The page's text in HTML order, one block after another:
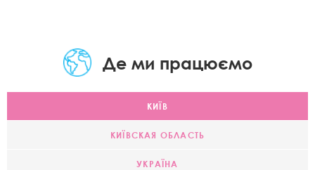
Де ми працюємо
КИЇВ
КИЇВСКАЯ ОБЛАСТЬ
УКРАЇНА